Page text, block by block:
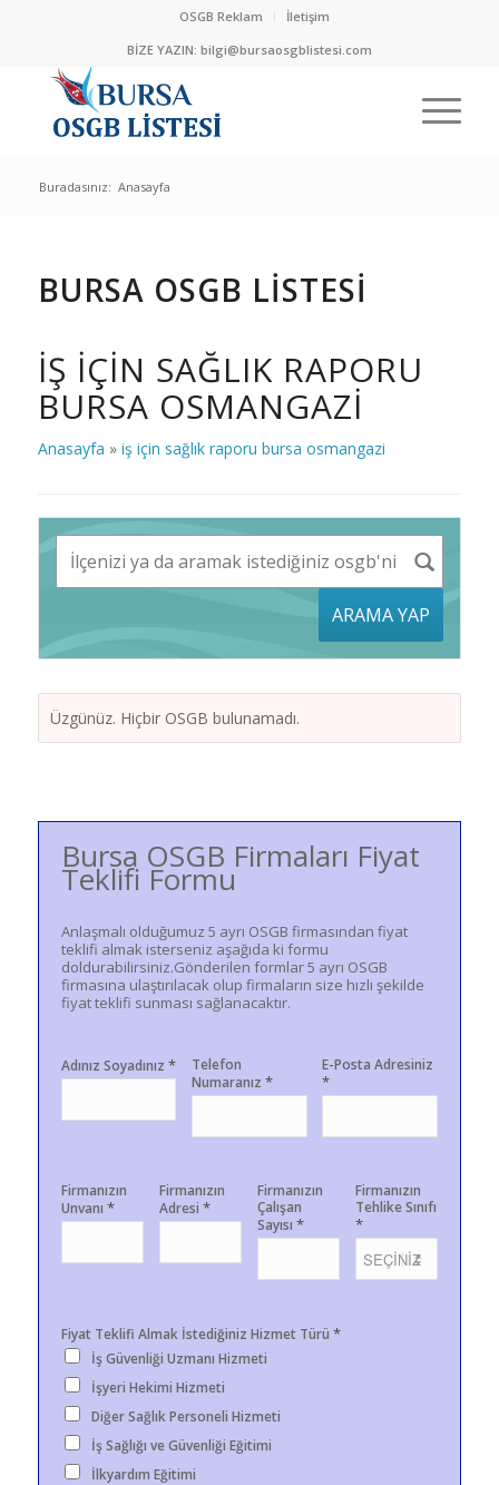
OSGB Reklam
İletişim
BİZE YAZIN: bilgi@bursaosgblistesi.com
Buradasınız: Anasayfa
BURSA OSGB LİSTESİ
IŞ IÇIN SAĞLIK RAPORU
BURSA OSMANGAZI
Anasayfa » iş için sağlık raporu bursa osmangazi
ARAMA YAP
Üzgünüz. Hiçbir OSGB bulunamadı.
Bursa OSGB Firmaları Fiyat
Teklifi Formu
Anlaşmalı olduğumuz 5 ayrı OSGB firmasından fiyat
teklifi almak isterseniz aşağıda ki formu
doldurabilirsiniz.Gönderilen formlar 5 ayrı OSGB
firmasına ulaştırılacak olup firmaların size hızlı şekilde
fiyat teklifi sunması sağlanacaktır.
Adınız Soyadınız *
Telefon
Numaranız*
E-Posta Adresiniz
*
Firmanızın
Unvanı *
Firmanızın
Adresi *
Firmanızın
Çalışan
Sayısı *
Firmanızın
Tehlike Sınıfı
*
Fiyat Teklifi Almak İstediğiniz Hizmet Türü *
İş Güvenliği Uzmanı Hizmeti
İşyeri Hekimi Hizmeti
Diğer Sağlık Personeli Hizmeti
İş Sağlığı ve Güvenliği Eğitimi
İlkyardım Eğitimi